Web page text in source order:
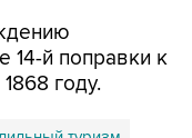
году.
туризм